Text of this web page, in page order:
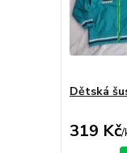
Dětská
319 Kč/